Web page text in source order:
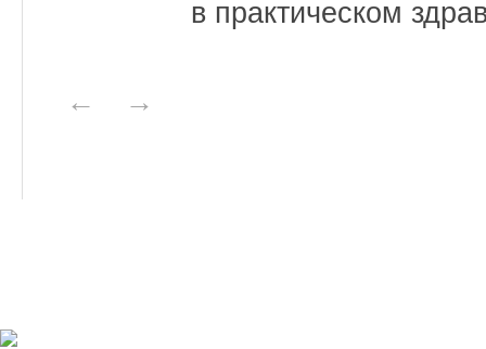
в практическом
← →